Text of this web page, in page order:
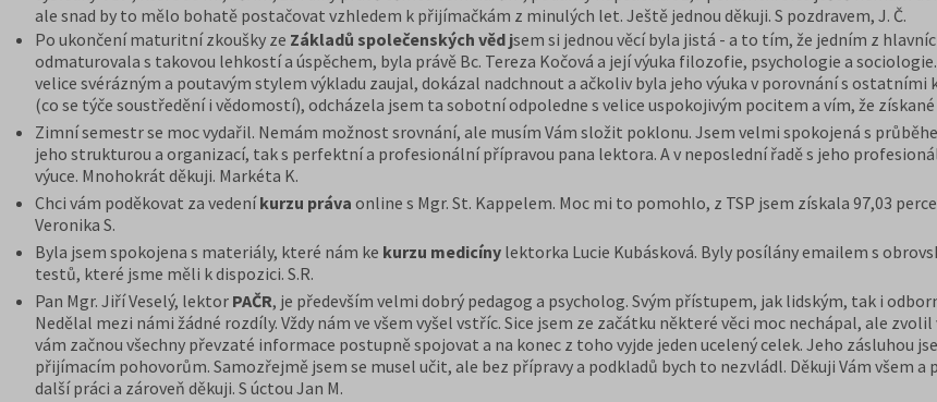
ale snad by to mělo bohatě postačovat vzhledem k přijímačkám z minulých let. Ještě jednou děkuji. S pozdravem, J. Č.
Po ukončení maturitní zkoušky ze Základů společenských věd jsem si jednou věcí byla jistá - a to tím, že jedním z
odmaturovala s takovou lehkostí a úspěchem, byla právě Bc. Tereza Kočová a její výuka filozofie, psychologie a
velice svérázným a poutavým stylem výkladu zaujal, dokázal nadchnout a ačkoliv byla jeho výuka v porovnání s
(co se týče soustředění i vědomostí), odcházela jsem ta sobotní odpoledne s velice uspokojivým pocitem a vím, že
Zimní semestr se moc vydařil. Nemám možnost srovnání, ale musím Vám složit poklonu. Jsem velmi spokojená s
jeho strukturou a organizací, tak s perfektní a profesionální přípravou pana lektora. A v neposlední řadě s jeho
výuce. Mnohokrát děkuji. Markéta K.
Chci vám poděkovat za vedeníkurzu práva online s Mgr. St. Kappelem. Moc mi to pomohlo, z TSP jsem získala 97,03
Veronika S.
Byla jsem spokojena s materiály, které nám ke kurzu medicíny lektorka Lucie Kubásková. Byly posílány emailem s
testů, které jsme měli k dispozici. S.R.
Pan Mgr. Jiří Veselý, lektor PAČR, je především velmi dobrý pedagog a psycholog. Svým přístupem, jak lidským, tak i
Nedělal mezi námi žádné rozdíly. Vždy nám ve všem vyšel vstříc. Sice jsem ze začátku některé věci moc nechápal, ale
vám začnou všechny převzaté informace postupně spojovat a na konec z toho vyjde jeden ucelený celek. Jeho zásluhou
přijímacím pohovorům. Samozřejmě jsem se musel učit, ale bez přípravy a podkladů bych to nezvládl. Děkuji Vám všem a
další práci a zároveň děkuji. S úctou Jan M.